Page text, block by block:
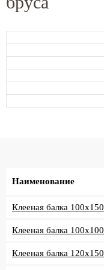
Наименование
Клееная балка 100x150
Клееная балка 100x100
Клееная балка 120x150